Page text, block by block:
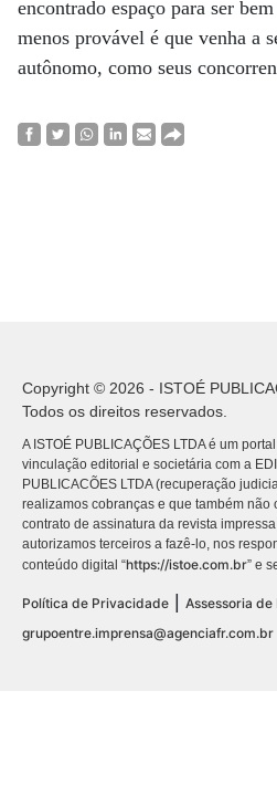
encontrado espaço para ser
menos provável é que venha a
autônomo, como seus
Copyright © 2026 - ISTOÉ
Todos os direitos reservados.
A ISTOÉ PUBLICAÇÕES LTDA é um
vinculação editorial e societária com a
PUBLICACÕES LTDA (recuperação
realizamos cobranças e que também não
contrato de assinatura da revista
autorizamos terceiros a fazê-lo, nos
conteúdo digital “https://istoe.com.br” e
Política de Privacidade
Assessoria de
grupoentre.imprensa@agenciafr.com.br